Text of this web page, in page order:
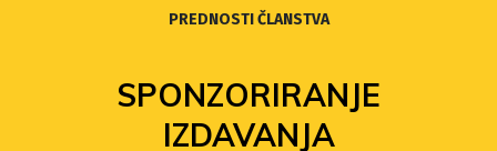
PREDNOSTI ČLANSTVA
SPONZORIRANJE
IZDAVANJA